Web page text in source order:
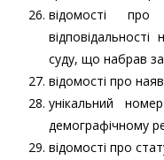
відомості про
суду, що набрав
відомості про
унікальний
демографічному
відомості про